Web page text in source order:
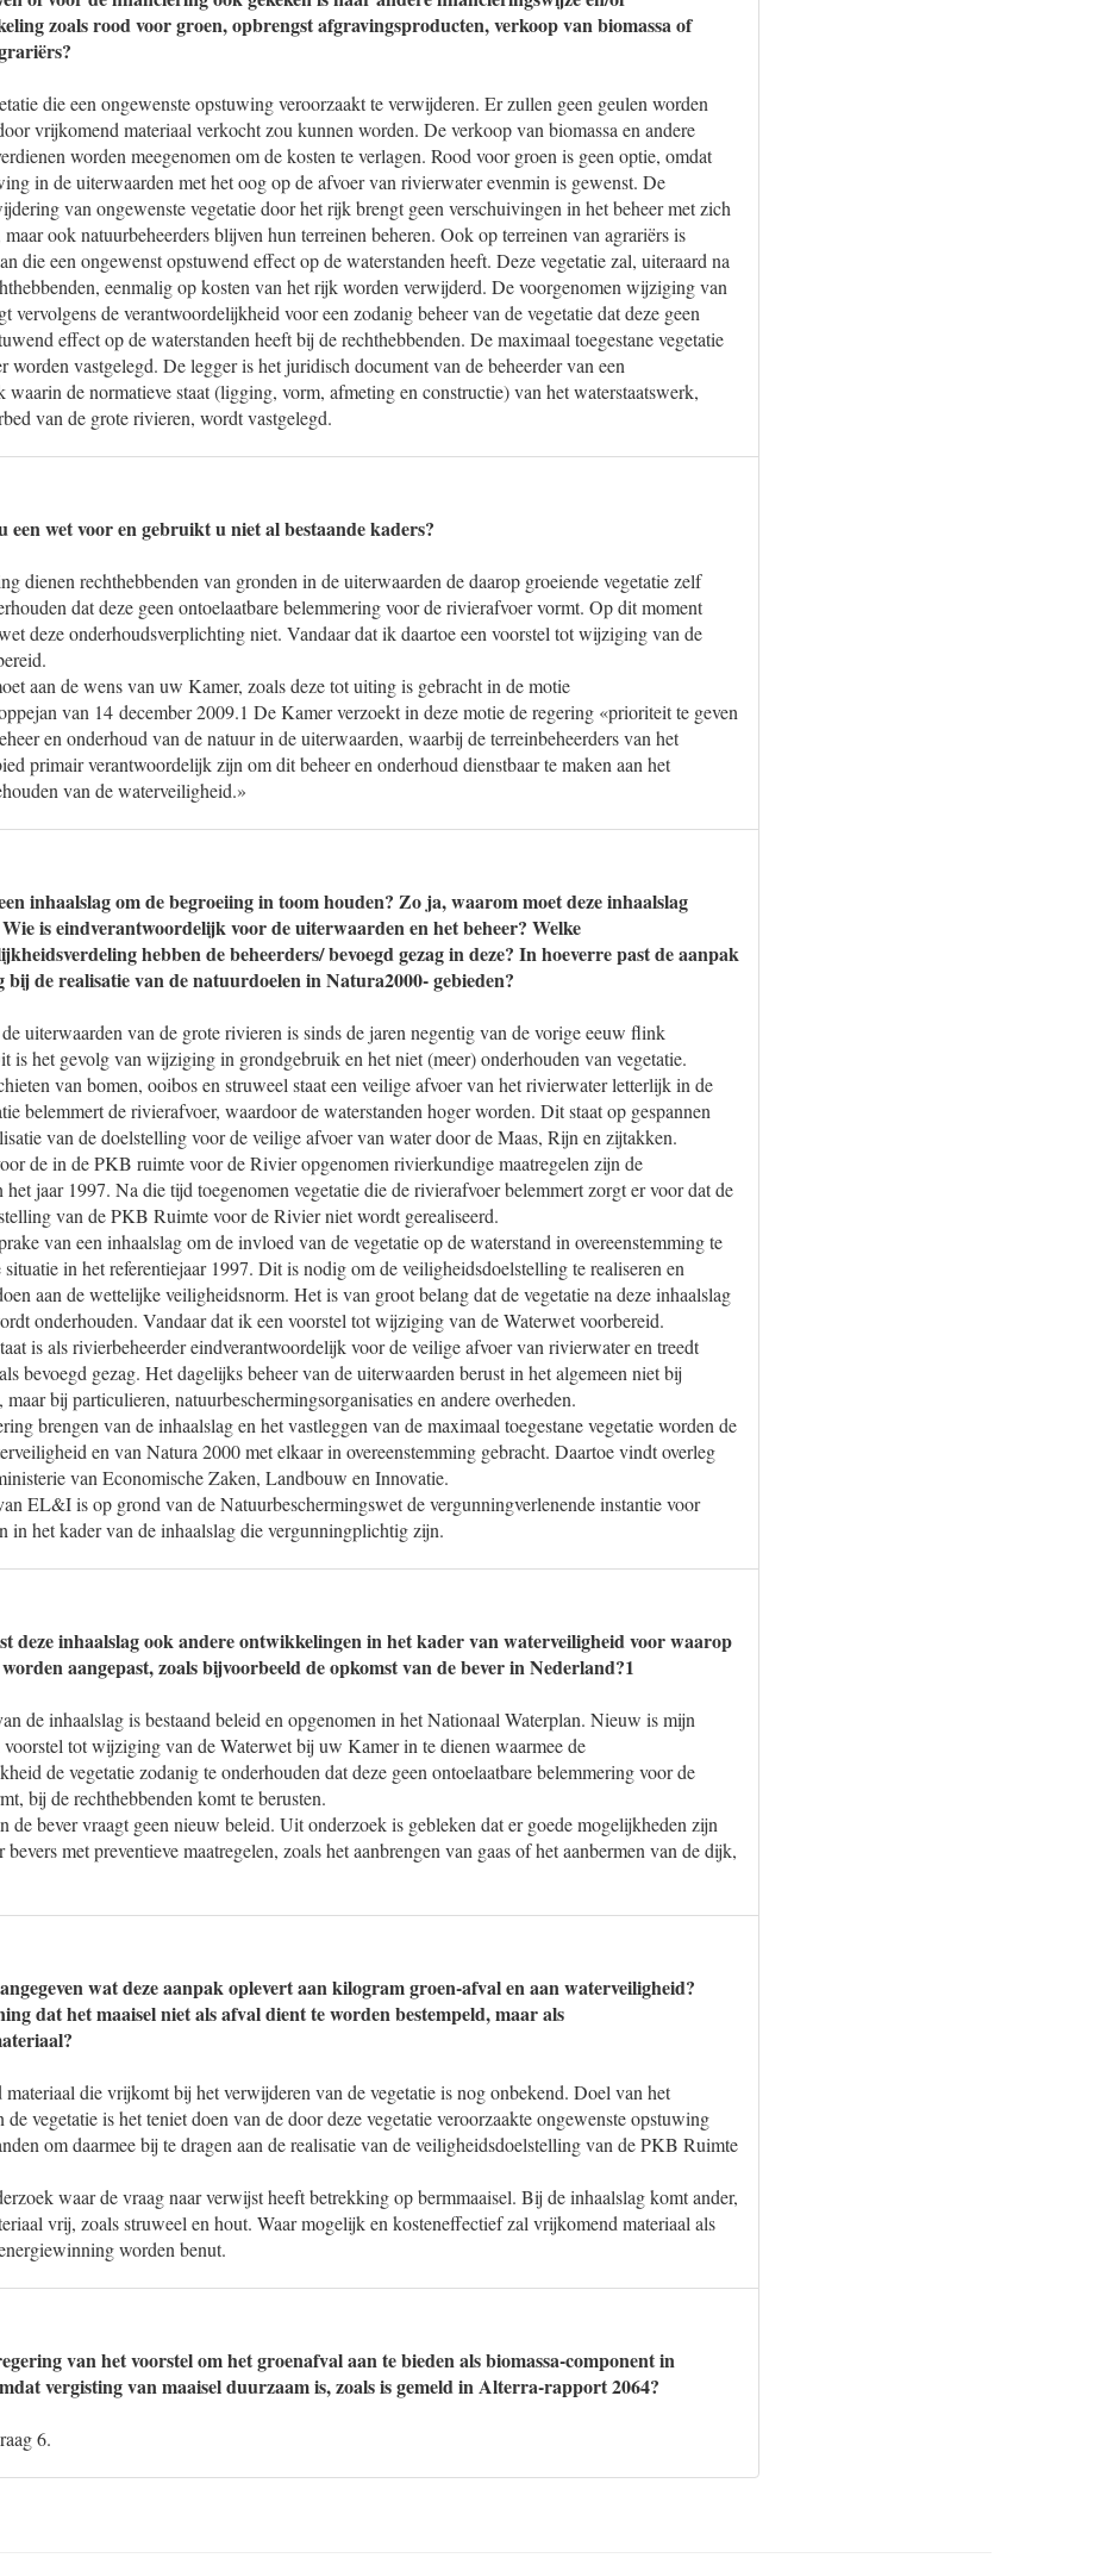
zoals rood voor groen, opbrengst afgravingsproducten, verkoop van biomassa of
die een ongewenste opstuwing veroorzaakt te verwijderen. Er zullen geen geulen worden
vrijkomend materiaal verkocht zou kunnen worden. De verkoop van biomassa en andere
worden meegenomen om de kosten te verlagen. Rood voor groen is geen optie, omdat
in de uiterwaarden met het oog op de afvoer van rivierwater evenmin is gewenst. De
van ongewenste vegetatie door het rijk brengt geen verschuivingen in het beheer met zich
ook natuurbeheerders blijven hun terreinen beheren. Ook op terreinen van agrariërs is
die een ongewenst opstuwend effect op de waterstanden heeft. Deze vegetatie zal, uiteraard na
eenmalig op kosten van het rijk worden verwijderd. De voorgenomen wijziging van
vervolgens de verantwoordelijkheid voor een zodanig beheer van de vegetatie dat deze geen
effect op de waterstanden heeft bij de rechthebbenden. De maximaal toegestane vegetatie
worden vastgelegd. De legger is het juridisch document van de beheerder van een
waarin de normatieve staat (ligging, vorm, afmeting en constructie) van het waterstaatswerk,
van de grote rivieren, wordt vastgelegd.
een wet voor en gebruikt u niet al bestaande kaders?
dienen rechthebbenden van gronden in de uiterwaarden de daarop groeiende vegetatie zelf
dat deze geen ontoelaatbare belemmering voor de rivierafvoer vormt. Op dit moment
deze onderhoudsverplichting niet. Vandaar dat ik daartoe een voorstel tot wijziging van de
aan de wens van uw Kamer, zoals deze tot uiting is gebracht in de motie
van 14 december 2009.1 De Kamer verzoekt in deze motie de regering «prioriteit te geven
en onderhoud van de natuur in de uiterwaarden, waarbij de terreinbeheerders van het
primair verantwoordelijk zijn om dit beheer en onderhoud dienstbaar te maken aan het
van de waterveiligheid.»
inhaalslag om de begroeiing in toom houden? Zo ja, waarom moet deze inhaalslag
is eindverantwoordelijk voor de uiterwaarden en het beheer? Welke
hebben de beheerders/ bevoegd gezag in deze? In hoeverre past de aanpak
bij de realisatie van de natuurdoelen in Natura2000- gebieden?
uiterwaarden van de grote rivieren is sinds de jaren negentig van de vorige eeuw flink
is het gevolg van wijziging in grondgebruik en het niet (meer) onderhouden van vegetatie.
van bomen, ooibos en struweel staat een veilige afvoer van het rivierwater letterlijk in de
belemmert de rivierafvoer, waardoor de waterstanden hoger worden. Dit staat op gespannen
van de doelstelling voor de veilige afvoer van water door de Maas, Rijn en zijtakken.
de in de PKB ruimte voor de Rivier opgenomen rivierkundige maatregelen zijn de
het jaar 1997. Na die tijd toegenomen vegetatie die de rivierafvoer belemmert zorgt er voor dat de
van de PKB Ruimte voor de Rivier niet wordt gerealiseerd.
van een inhaalslag om de invloed van de vegetatie op de waterstand in overeenstemming te
situatie in het referentiejaar 1997. Dit is nodig om de veiligheidsdoelstelling te realiseren en
aan de wettelijke veiligheidsnorm. Het is van groot belang dat de vegetatie na deze inhaalslag
onderhouden. Vandaar dat ik een voorstel tot wijziging van de Waterwet voorbereid.
is als rivierbeheerder eindverantwoordelijk voor de veilige afvoer van rivierwater en treedt
bevoegd gezag. Het dagelijks beheer van de uiterwaarden berust in het algemeen niet bij
maar bij particulieren, natuurbeschermingsorganisaties en andere overheden.
brengen van de inhaalslag en het vastleggen van de maximaal toegestane vegetatie worden de
en van Natura 2000 met elkaar in overeenstemming gebracht. Daartoe vindt overleg
van Economische Zaken, Landbouw en Innovatie.
EL&I is op grond van de Natuurbeschermingswet de vergunningverlenende instantie voor
in het kader van de inhaalslag die vergunningplichtig zijn.
deze inhaalslag ook andere ontwikkelingen in het kader van waterveiligheid voor waarop
aangepast, zoals bijvoorbeeld de opkomst van de bever in Nederland?1
de inhaalslag is bestaand beleid en opgenomen in het Nationaal Waterplan. Nieuw is mijn
voorstel tot wijziging van de Waterwet bij uw Kamer in te dienen waarmee de
de vegetatie zodanig te onderhouden dat deze geen ontoelaatbare belemmering voor de
bij de rechthebbenden komt te berusten.
de bever vraagt geen nieuw beleid. Uit onderzoek is gebleken dat er goede mogelijkheden zijn
bevers met preventieve maatregelen, zoals het aanbrengen van gaas of het aanbermen van de dijk,
wat deze aanpak oplevert aan kilogram groen-afval en aan waterveiligheid?
dat het maaisel niet als afval dient te worden bestempeld, maar als
materiaal die vrijkomt bij het verwijderen van de vegetatie is nog onbekend. Doel van het
de vegetatie is het teniet doen van de door deze vegetatie veroorzaakte ongewenste opstuwing
om daarmee bij te dragen aan de realisatie van de veiligheidsdoelstelling van de PKB Ruimte
waar de vraag naar verwijst heeft betrekking op bermmaaisel. Bij de inhaalslag komt ander,
vrij, zoals struweel en hout. Waar mogelijk en kosteneffectief zal vrijkomend materiaal als
worden benut.
van het voorstel om het groenafval aan te bieden als biomassa-component in
vergisting van maaisel duurzaam is, zoals is gemeld in Alterra-rapport 2064?
6.